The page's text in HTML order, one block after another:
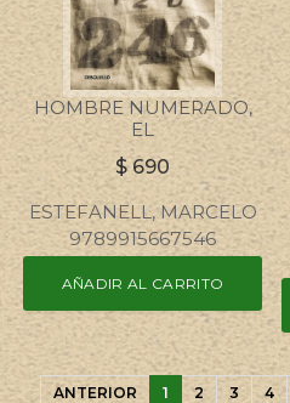
HOMBRE NUMERADO,
EL
$690
ESTEFANELL, MARCELO
9789915667546
AÑADIR AL CARRITO
ANTERIOR 1 2 3 4